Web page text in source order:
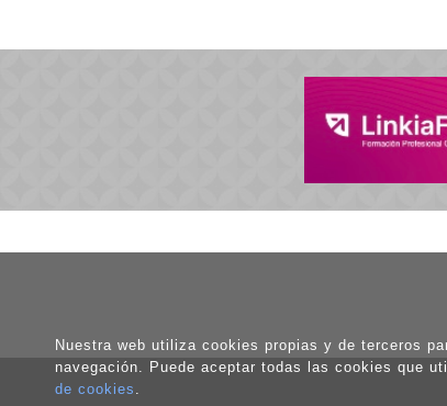
Nuestra web utiliza cookies propias y de terceros
navegación. Puede aceptar todas las cookies que
de cookies .